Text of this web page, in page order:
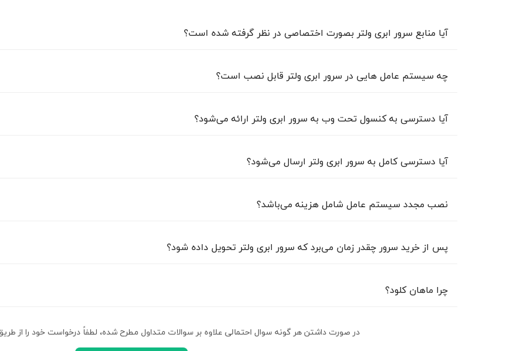
آیا منابع سرور ابری ولتر بصورت اختصاصی در نظر گرفته شده است؟
چه سیستم عامل هایی در سرور ابری ولتر قابل نصب است؟
2016, Windows Server 2019 در سرور ابری ولتر قابل نصب می‌باشد.
آیا دسترسی به کنسول تحت وب به سرور ابری ولتر ارائه می‌شود؟
آیا دسترسی کامل به سرور ابری ولتر ارسال می‌شود؟
نصب مجدد سیستم عامل شامل هزینه می‌باشد؟
پس از خرید سرور چقدر زمان می‌برد که سرور ابری ولتر تحویل داده شود؟
چرا ماهان کلود؟
پشتیبانی حرفه‌ای و بهره بردن از کارشناسان حرفه‌ای و مجرب خرید سرور مجازی و سرور ابری از
سرور ابری با قیمت مناسب نسبت به سایر سرویس دهندگان
در صورت داشتن هر گونه سوال احتمالی علاوه بر سوالات متداول مطرح شده، لطفاً درخواست خود را از طریق